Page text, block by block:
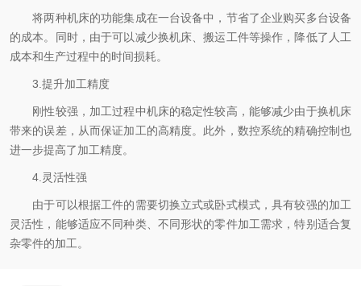
将两种机床的功能集成在一台设备中，节省了企业购买多台设备
的成本。同时，由于可以减少换机床、搬运工件等操作，降低了人工
成本和生产过程中的时间损耗。
3.提升加工精度
刚性较强，加工过程中机床的稳定性较高，能够减少由于换机床
带来的误差，从而保证加工的高精度。此外，数控系统的精确控制也
进一步提高了加工精度。
4.灵活性强
由于可以根据工件的需要切换立式或卧式模式，具有较强的加工
灵活性，能够适应不同种类、不同形状的零件加工需求，特别适合复
杂零件的加工。